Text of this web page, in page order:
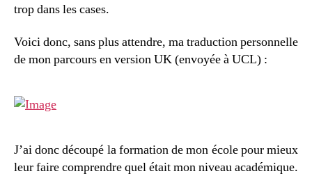
trop dans les cases.
Voici donc, sans plus attendre, ma traduction personnelle
de mon parcours en version UK (envoyée à UCL) :
J’ai donc découpé la formation de mon école pour mieux
leur faire comprendre quel était mon niveau académique.